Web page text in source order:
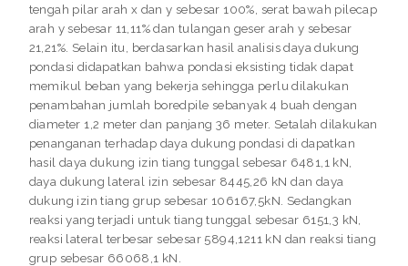
tengah pilar arah x dan y sebesar 100%, serat bawah pilecap
arah y sebesar 11,11% dan tulangan geser arah y sebesar
21,21%. Selain itu, berdasarkan hasil analisis daya dukung
pondasi didapatkan bahwa pondasi eksisting tidak dapat
memikul beban yang bekerja sehingga perlu dilakukan
penambahan jumlah boredpile sebanyak 4 buah dengan
diameter 1,2 meter dan panjang 36 meter. Setalah dilakukan
penanganan terhadap daya dukung pondasi di dapatkan
hasil daya dukung izin tiang tunggal sebesar 6481,1 kN,
daya dukung lateral izin sebesar 8445,26 kN dan daya
dukung izin tiang grup sebesar 106167,5kN. Sedangkan
reaksi yang terjadi untuk tiang tunggal sebesar 6151,3 kN,
reaksi lateral terbesar sebesar 5894,1211 kN dan reaksi tiang
grup sebesar 66068,1 kN.